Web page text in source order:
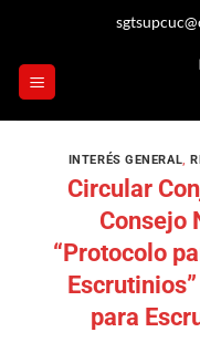
INTERÉS GENERAL,
Circular
Consejo
“Protocolo
para